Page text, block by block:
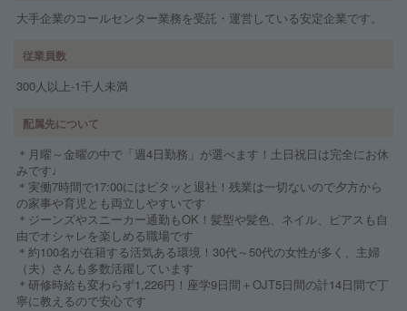
大手企業のコールセンター業務を受託・運営している安定企業です。
従業員数
300人以上‐1千人未満
配属先について
＊月曜～金曜の中で「週4日勤務」が選べます！土日祝日は完全にお休
みです♩
＊実働7時間で17:00にはピタッと退社！残業は一切ないので夕方から
の家事や育児とも両立しやすいです
＊ジーンズやスニーカー通勤もOK！髪型や髪色、ネイル、ピアスも自
由でオシャレを楽しめる職場です
＊約100名が在籍する活気ある環境！30代～50代の女性が多く、主婦
（夫）さんも多数活躍しています
＊研修時給も変わらず1,226円！座学9日間＋OJT5日間の計14日間で丁
寧に教えるので安心です